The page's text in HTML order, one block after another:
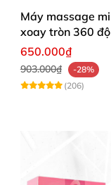
Máy massage
xoay tròn 360
650.000₫
903.000₫
-28%
(206)